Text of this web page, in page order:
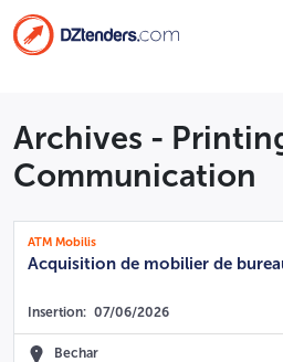
Archives -
Communication
ATM Mobilis
Acquisition de mobilier de
Insertion: 07/06/2026
Bechar